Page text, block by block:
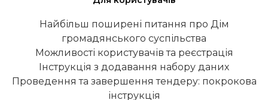
Найбільш поширені питання про Дім
громадянського суспільства
Можливості користувачів та реєстрація
Інструкція з додавання набору даних
Проведення та завершення тендеру: покрокова
інструкція